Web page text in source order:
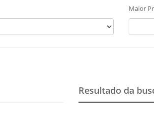
Maior
Resultado da